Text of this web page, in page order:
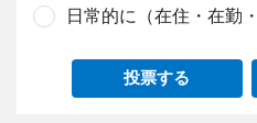
日常的に（在住・在勤
投票する